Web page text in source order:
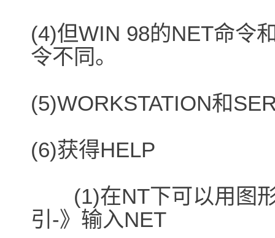
(4)但WIN 98的NET命令
令不同。
(5)WORKSTATION和
(6)获得HELP
(1)在NT下可以用图形
引-》输入NET